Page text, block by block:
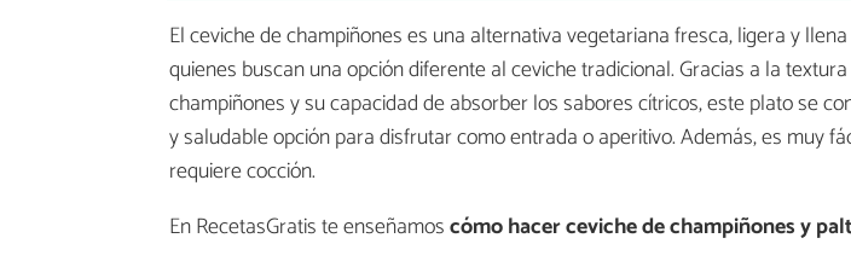
El ceviche de champiñones es una alternativa vegetariana fresca, ligera y
quienes buscan una opción diferente al ceviche tradicional. Gracias a la
champiñones y su capacidad de absorber los sabores cítricos, este plato se
y saludable opción para disfrutar como entrada o aperitivo. Además, es muy
requiere cocción.
En RecetasGratis te enseñamoscómo hacer ceviche de champiñones y